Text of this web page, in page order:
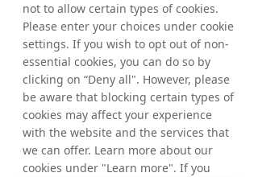
not to allow certain types of cookies.
Please enter your choices under cookie
settings. If you wish to opt out of non-
essential cookies, you can do so by
clicking on “Deny all". However, please
be aware that blocking certain types of
cookies may affect your experience
with the website and the services that
we can offer. Learn more about our
cookies under "Learn more". If you